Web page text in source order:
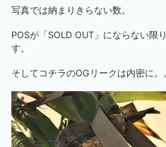
写真では納まりきらない数。
POSが「SOLD OUT」にならない限
す。
そしてコチラのOGリークは内密に。